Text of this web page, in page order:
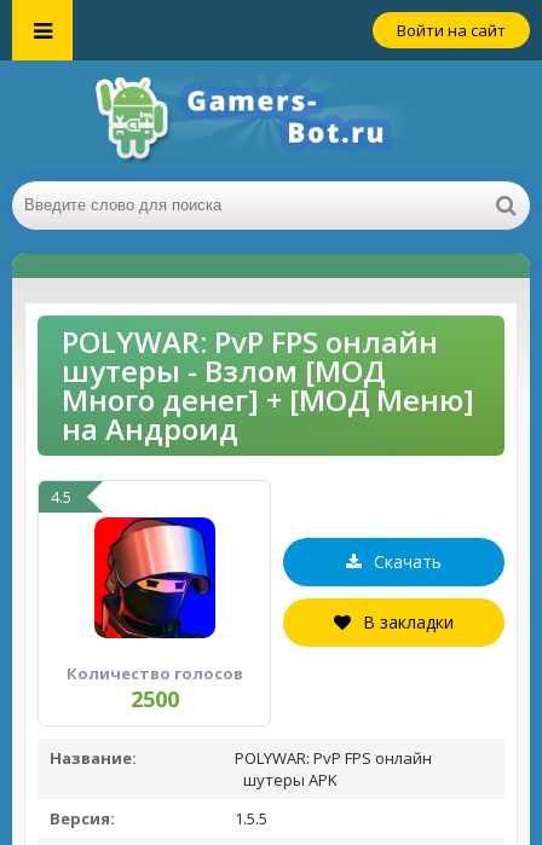
Войти на сайт
POLYWAR: PvP FPS онлайн
шутеры - Взлом [МОД
Много денег] + [МОД Меню]
на Андроид
4.5
Количество голосов
2500
Скачать
В закладки
Название:
POLYWAR: PvP FPS онлайн
шутеры APK
Версия:
1.5.5